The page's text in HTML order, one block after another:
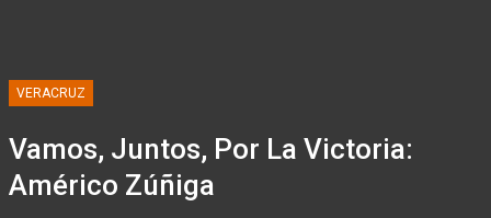
VERACRUZ
Vamos, Juntos, Por La Victoria:
Américo Zúñiga